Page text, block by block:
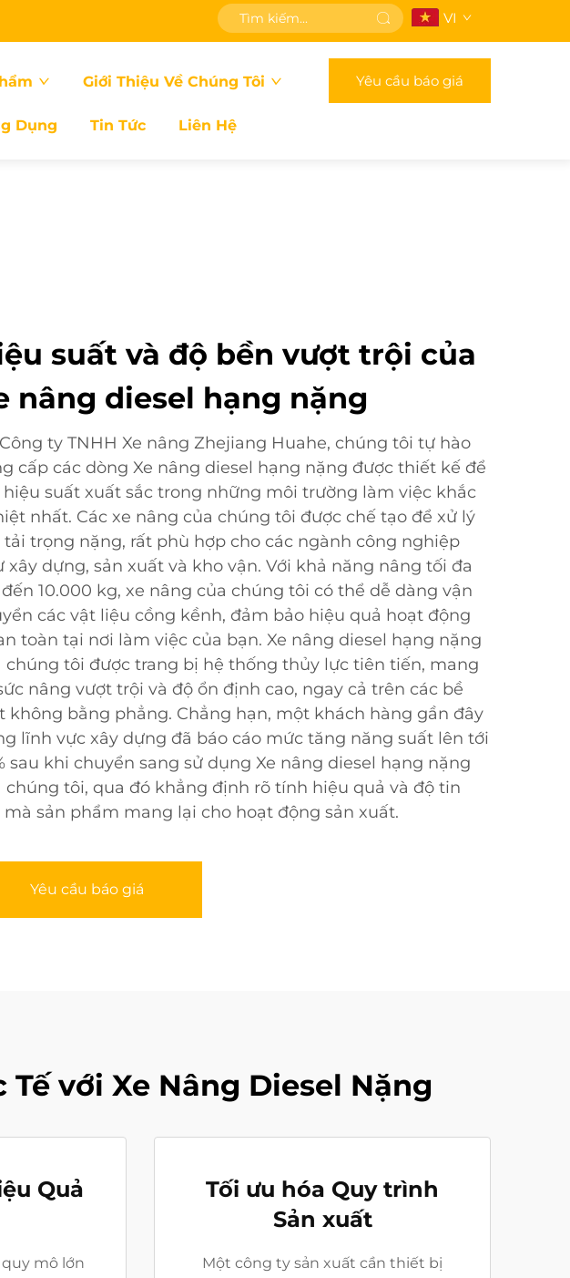
VI
Giới Thiệu Về Chúng Tôi
Dụng Tin Tức Liên Hệ
Yêu cầu báo giá
suất và độ bền vượt trội của
nâng diesel hạng nặng
ty TNHH Xe nâng Zhejiang Huahe, chúng tôi tự hào
cấp các dòng Xe nâng diesel hạng nặng được thiết kế để
suất xuất sắc trong những môi trường làm việc khắc
nhất. Các xe nâng của chúng tôi được chế tạo để xử lý
tải trọng nặng, rất phù hợp cho các ngành công nghiệp
xây dựng, sản xuất và kho vận. Với khả năng nâng tối đa
10.000 kg, xe nâng của chúng tôi có thể dễ dàng vận
các vật liệu cồng kềnh, đảm bảo hiệu quả hoạt động
toàn tại nơi làm việc của bạn. Xe nâng diesel hạng nặng
chúng tôi được trang bị hệ thống thủy lực tiên tiến, mang
nâng vượt trội và độ ổn định cao, ngay cả trên các bề
không bằng phẳng. Chẳng hạn, một khách hàng gần đây
lĩnh vực xây dựng đã báo cáo mức tăng năng suất lên tới
sau khi chuyển sang sử dụng Xe nâng diesel hạng nặng
chúng tôi, qua đó khẳng định rõ tính hiệu quả và độ tin
mà sản phẩm mang lại cho hoạt động sản xuất.
Yêu cầu báo giá
với Xe Nâng Diesel Nặng
Quả
mô lớn
Tối ưu hóa Quy trình
Sản xuất
Một công ty sản xuất cần thiết bị